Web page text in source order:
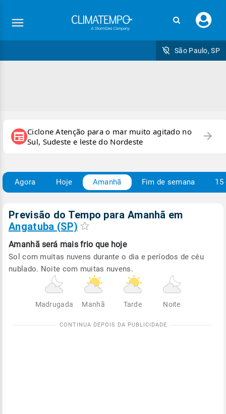
seu
São Paulo, SP
newspaper Ciclone Atenção para o mar muito agitado no
Sul, Sudeste e leste do Nordeste
arrow_forward
Agora Hoje Amanhã Fim de semana 15
Previsão do Tempo para Amanhã em
Angatuba (SP)
Amanhã será mais frio que hoje
Sol com muitas nuvens durante o dia e períodos de céu
nublado. Noite com muitas nuvens.
Madrugada Manhã Tarde Noite